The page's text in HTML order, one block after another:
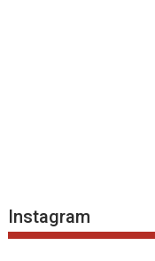
Instagram